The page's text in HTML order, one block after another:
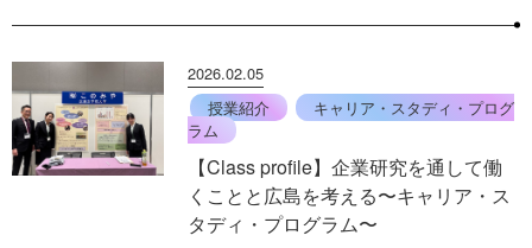
2026.02.05
授業紹介
キャリア・スタディ・プログ
ラム
【Class profile】企業研究を通して働
くことと広島を考える〜キャリア・ス
タディ・プログラム〜